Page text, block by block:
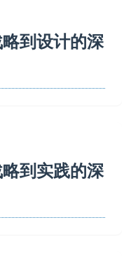
到设计的深
到实践的深